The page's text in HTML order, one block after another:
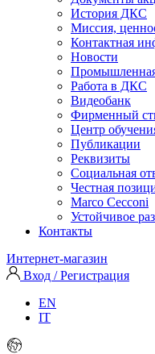
История ДКС
Миссия,
Контактная
Новости
Промышленная
Работа в ДКС
Видеобанк
Фирменный
Центр
Публикации
Реквизиты
Социальная
Честная
Marco Cecconi
Устойчивое
Контакты
Интернет-магазин
Вход / Регистрация
EN
IT